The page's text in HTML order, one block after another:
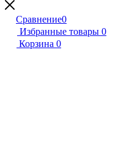
Сравнение0
Избранные товары 0
Корзина 0